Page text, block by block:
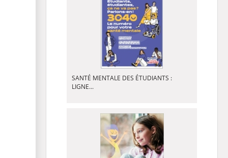
SANTÉ MENTALE DES ÉTUDIANTS :
LIGNE...